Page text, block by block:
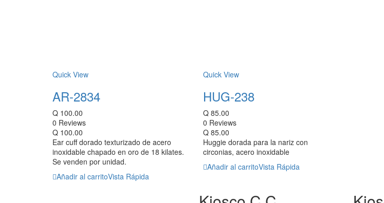
Quick View
AR-2834
Q 100.00
0 Reviews
Q 100.00
Ear cuff dorado texturizado de acero
inoxidable chapado en oro de 18 kilates.
Se venden por unidad.
Añadir al carritoVista Rápida
Quick View
HUG-238
Q85.00
0 Reviews
Q85.00
Huggie dorada para la nariz con
circonias, acero inoxidable
Añadir al carritoVista Rápida